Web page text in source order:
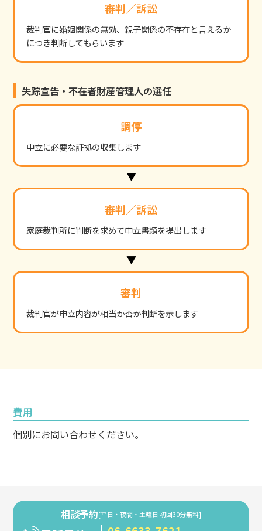
審判／訴訟
裁判官に婚姻関係の無効、親子関係の不存在と言えるか
につき判断してもらいます
失踪宣告・不在者財産管理人の選任
調停
申立に必要な証拠の収集します
審判／訴訟
家庭裁判所に判断を求めて申立書類を提出します
審判
裁判官が申立内容が相当か否か判断を示します
費用
個別にお問い合わせください。
相談予約[平日・夜間・土曜日 初回30分無料]